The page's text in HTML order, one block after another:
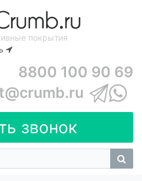
покрытия
8800 100 90 69
звонок